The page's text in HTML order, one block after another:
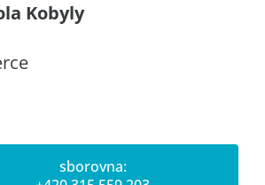
Kobyly
sborovna: